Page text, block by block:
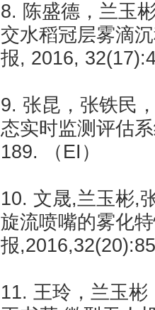
8. 陈盛德，兰玉
交水稻冠层雾滴
报, 2016,
9. 张昆，张铁民
态实时监测评估
189. （EI）
10. 文晟,兰玉彬,
旋流喷嘴的雾化
报
11. 王玲，兰玉